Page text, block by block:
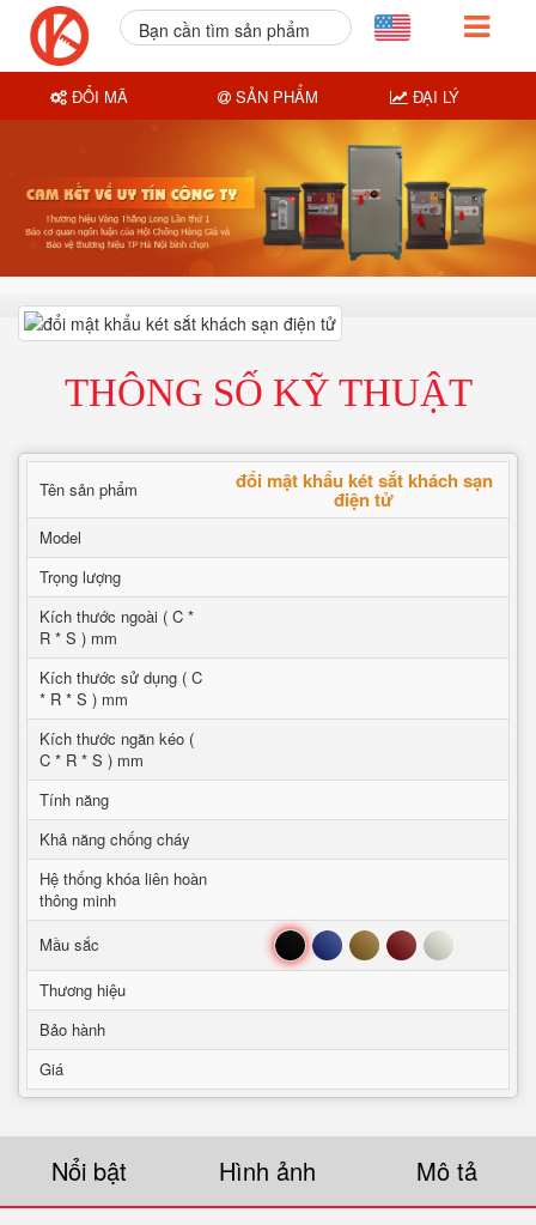
THÔNG SỐ KỸ THUẬT
Tên sản phẩm đổi mật khẩu két sắt khách sạn
điện tử
Model
Trọng lượng
Kích thước ngoài ( C *
R * S ) mm
Kích thước sử dụng ( C
* R * S ) mm
Kích thước ngăn kéo (
C * R * S ) mm
Tính năng
Khả năng chống cháy
Hệ thống khóa liên hoàn
thông minh
Mầu sắc
Đen Xanh Nâu Đỏ Trắng
Thương hiệu
Bảo hành
Giá
Nổi bật Hình ảnh Mô tả
Bạn cần tìm sản phẩm
ĐỔI MÃ SẢN PHẨM ĐẠI LÝ